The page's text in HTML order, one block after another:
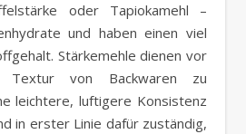
oder Tapiokamehl –
und haben einen viel
Stärkemehle dienen vor
von Backwaren zu
leichtere, luftigere Konsistenz
in erster Linie dafür zuständig,